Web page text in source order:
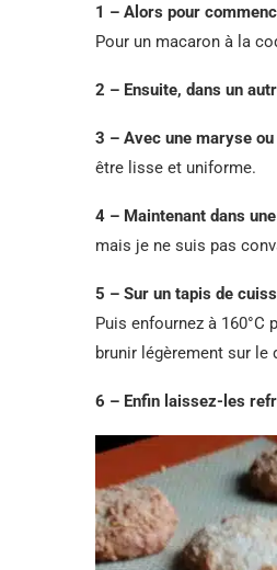
1 – Alors pour
Pour un macaron à la
2 – Ensuite, dans un
3 – Avec une maryse
être lisse et uniforme.
4 – Maintenant dans
mais je ne suis pas
5 – Sur un tapis de
Puis enfournez à
brunir légèrement sur le
6 – Enfin laissez-les